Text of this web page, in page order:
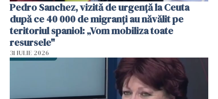
Pedro Sanchez, vizită de urgență la Ceuta
după ce 40 000 de migranți au năvălit pe
teritoriul spaniol: „Vom mobiliza toate
resursele"
31 IULIE 2026